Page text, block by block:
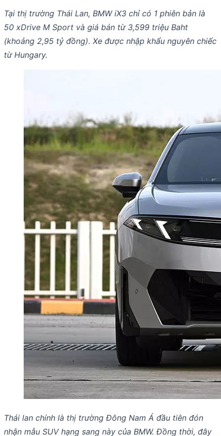
Tại thị trường Thái Lan, BMW iX3 chỉ có 1 phiên bản là
50 xDrive M Sport và giá bán từ 3,599 triệu Baht
(khoảng 2,95 tỷ đồng). Xe được nhập khẩu nguyên chiếc
từ Hungary.
Thái lan chính là thị trường Đông Nam Á đầu tiên đón
nhận mẫu SUV hạng sang này của BMW. Đồng thời, đây